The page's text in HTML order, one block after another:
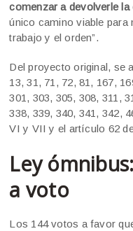
comenzar a devolverle la
único camino viable para
trabajo y el orden”.
Del proyecto original, se
13, 31, 71, 72, 81, 167,
301, 303, 305, 308, 311,
338, 339, 340, 341, 342,
VI y VII y el artículo 62
Ley
a voto
Los 144 votos a favor